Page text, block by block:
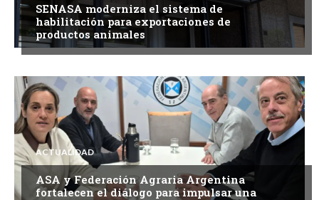
SENASA moderniza el sistema de
habilitación para exportaciones de
productos animales
ACTUALIDAD
ASA y Federación Agraria Argentina
fortalecen el diálogo para impulsar una